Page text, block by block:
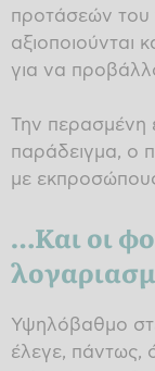
προτάσεών του
αξιοποιούνται
για να
Την περασμένη
παράδειγμα, ο
με
…Και οι
Υψηλόβαθμο
έλεγε, πάντως,